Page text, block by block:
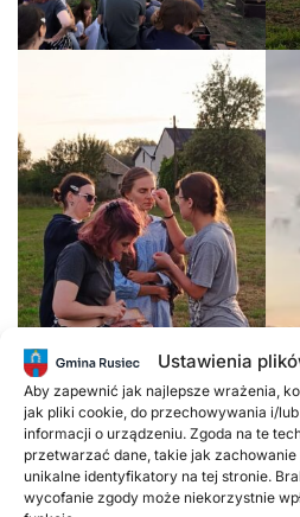
Ustawienia
Aby zapewnić jak najlepsze wrażenia,
jak pliki cookie, do przechowywania i/
informacji o urządzeniu. Zgoda na te
przetwarzać dane, takie jak
unikalne identyfikatory na tej stronie.
wycofanie zgody może niekorzystnie